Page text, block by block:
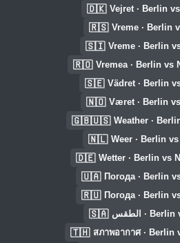
🇩🇰 Vejret · Berlin
🇷🇸 Vreme · Berlin
🇸🇮 Vreme · Berlin
🇷🇴 Vremea · Berlin vs
🇸🇪 Vädret · Berlin
🇳🇴 Været · Berlin
🇬🇧🇺🇸 Weather ·
🇳🇱 Weer · Berlin
🇩🇪 Wetter · Berlin vs
🇺🇦 Погода · Berlin
🇷🇺 Погода · Berlin
🇸🇦
🇹🇭 สภาพอากาศ · Berlin